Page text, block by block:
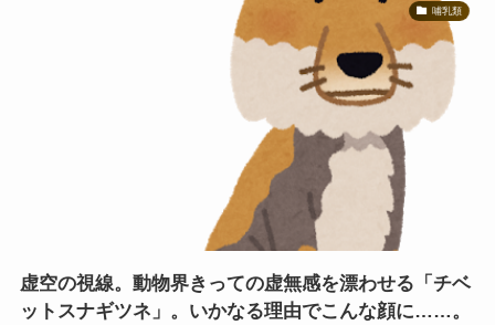
哺乳類
虚空の視線。動物界きっての虚無感を漂わせる「チベ
ットスナギツネ」。いかなる理由でこんな顔に……。